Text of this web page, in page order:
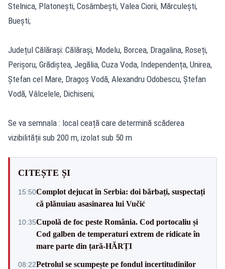
Stelnica, Platonești, Cosâmbești, Valea Ciorii, Mărculești,
Buești;
Județul Călăraşi: Călărași, Modelu, Borcea, Dragalina, Roseți,
Perișoru, Grădiștea, Jegălia, Cuza Voda, Independența, Unirea,
Ștefan cel Mare, Dragoș Vodă, Alexandru Odobescu, Ștefan
Vodă, Vâlcelele, Dichiseni;
Se va semnala : local ceață care determină scăderea
vizibilității sub 200 m, izolat sub 50 m
CITEȘTE ȘI
15:50Complot dejucat în Serbia: doi bărbați, suspectați
că plănuiau asasinarea lui Vučić
10:35Cupolă de foc peste România. Cod portocaliu și
Cod galben de temperaturi extrem de ridicate în
mare parte din țară-HĂRȚI
08:22Petrolul se scumpește pe fondul incertitudinilor